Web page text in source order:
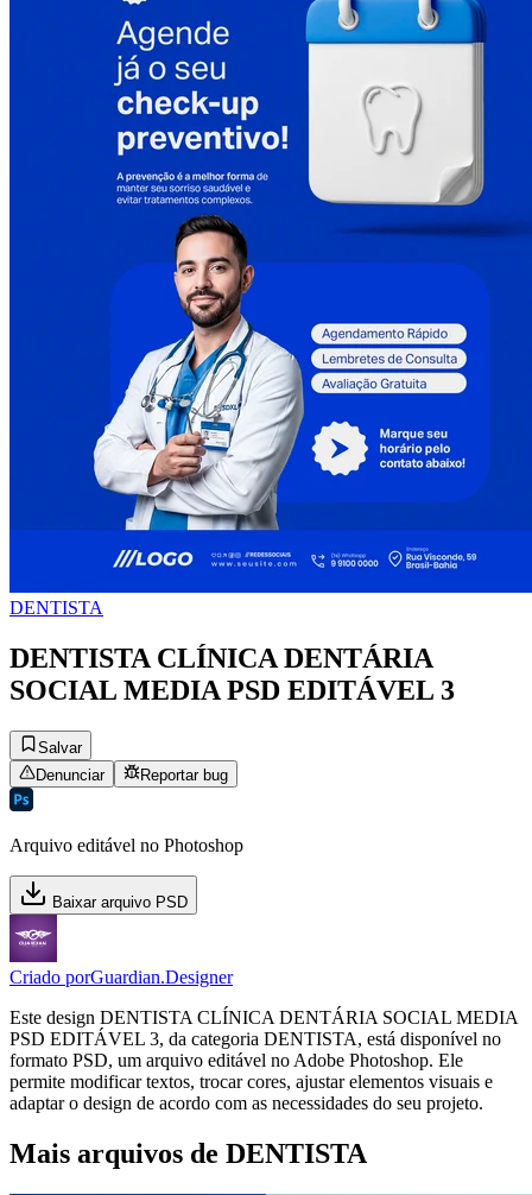
DENTISTA
DENTISTA CLÍNICA DENTÁRIA
SOCIAL MEDIA PSD EDITÁVEL 3
Salvar
Denunciar
Reportar bug
Arquivo editável no Photoshop
Baixar arquivo PSD
Criado porGuardian.Designer
Este design DENTISTA CLÍNICA DENTÁRIA SOCIAL MEDIA
PSD EDITÁVEL 3, da categoria DENTISTA, está disponível no
formato PSD, um arquivo editável no Adobe Photoshop. Ele
permite modificar textos, trocar cores, ajustar elementos visuais e
adaptar o design de acordo com as necessidades do seu projeto.
Mais arquivos de DENTISTA